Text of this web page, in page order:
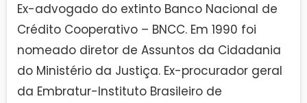
Ex-advogado do extinto Banco Nacional de
Crédito Cooperativo – BNCC. Em 1990 foi
nomeado diretor de Assuntos da Cidadania
do Ministério da Justiça. Ex-procurador geral
da Embratur-Instituto Brasileiro de